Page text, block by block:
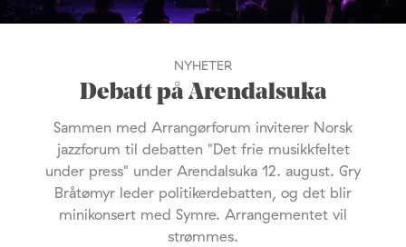
NYHETER
Debatt på Arendalsuka
Sammen med Arrangørforum inviterer Norsk
jazzforum til debatten "Det frie musikkfeltet
under press" under Arendalsuka 12. august. Gry
Bråtømyr leder politikerdebatten, og det blir
minikonsert med Symre. Arrangementet vil
strømmes.